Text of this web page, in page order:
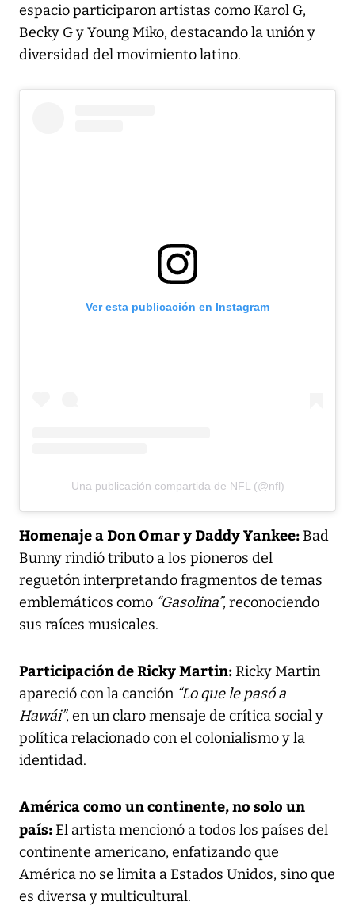
espacio participaron artistas como Karol G,
Becky G y Young Miko, destacando la unión y
diversidad del movimiento latino.
Ver esta publicación en Instagram
Una publicación compartida de NFL (@nfl)
Homenaje a Don Omar y Daddy Yankee:Bad
Bunny rindió tributo a los pioneros del
reguetón interpretando fragmentos de temas
emblemáticos como “Gasolina”, reconociendo
sus raíces musicales.
Participación de Ricky Martin:Ricky Martin
apareció con la canción “Lo que le pasó a
Hawái”, en un claro mensaje de crítica social y
política relacionado con el colonialismo y la
identidad.
América como un continente, no solo un
país:El artista mencionó a todos los países del
continente americano, enfatizando que
América no se limita a Estados Unidos, sino que
es diversa y multicultural.